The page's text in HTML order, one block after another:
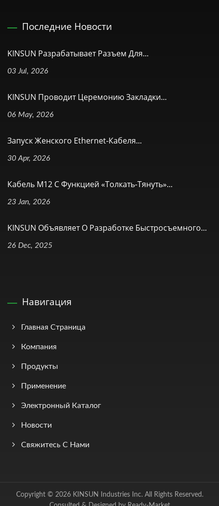
Последние Новости
KINSUN Разрабатывает Разъем Для...
03 Jul, 2026
KINSUN Проводит Церемонию Закладки...
06 May, 2026
Запуск Женского Ethernet-Кабеля...
30 Apr, 2026
Кабель M12 С Функцией «толкать-Тянуть»...
23 Jan, 2026
KINSUN Объявляет О Разработке Быстросъемного...
26 Dec, 2025
Навигация
Главная Страница
Компания
Продукты
Применение
Электронный Каталог
Новости
Свяжитесь С Нами
Copyright © 2026 KINSUN Industries Inc.All Rights Reserved.